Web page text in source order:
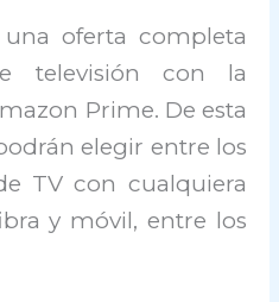
oferta completa
televisión con la
Prime. De esta
elegir entre los
TV con cualquiera
y móvil, entre los